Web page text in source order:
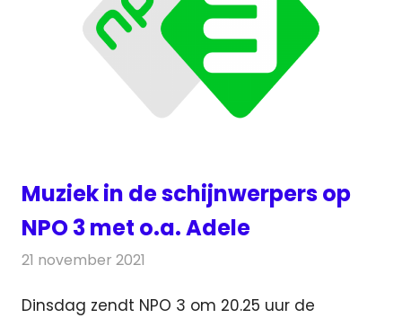
Muziek in de schijnwerpers op
NPO 3 met o.a. Adele
21 november 2021
Dinsdag zendt NPO 3 om 20.25 uur de